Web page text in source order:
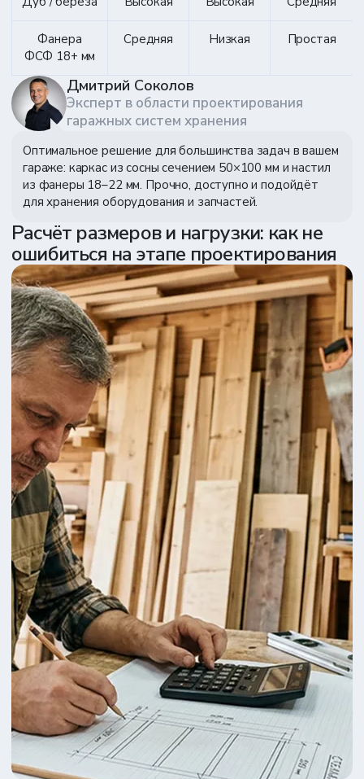
Фанера
ФСФ 18+ мм
Средняя Низкая Простая
Дмитрий Соколов
Эксперт в области проектирования
гаражных систем хранения
Оптимальное решение для большинства задач в вашем
гараже: каркас из сосны сечением 50×100 мм и настил
из фанеры 18–22 мм. Прочно, доступно и подойдёт
для хранения оборудования и запчастей.
Расчёт размеров и нагрузки: как не
ошибиться на этапе проектирования